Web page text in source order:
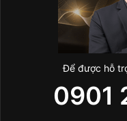
Để được hỗ
0901